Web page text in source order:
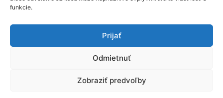
funkcie.
Prijať
Odmietnuť
Zobraziť predvoľby
PRIHLÁSIŤ SA K ODBERU NOVINIEK